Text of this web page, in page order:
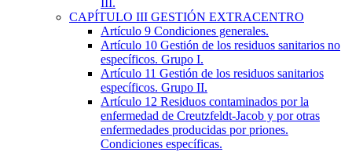
CAPÍTULO III GESTIÓN EXTRACENTRO
Artículo 9 Condiciones generales.
Artículo 10 Gestión de los residuos sanitarios no
específicos. Grupo I.
Artículo 11 Gestión de los residuos sanitarios
específicos. Grupo II.
Artículo 12 Residuos contaminados por la
enfermedad de Creutzfeldt-Jacob y por otras
enfermedades producidas por priones.
Condiciones específicas.